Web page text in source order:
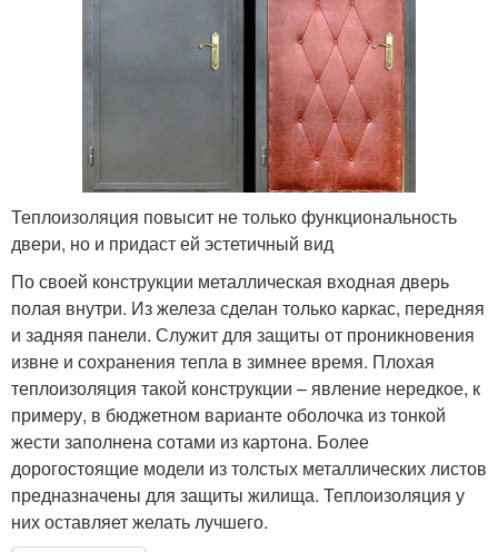
Теплоизоляция повысит не только функциональность
двери, но и придаст ей эстетичный вид
По своей конструкции металлическая входная дверь
полая внутри. Из железа сделан только каркас, передняя
и задняя панели. Служит для защиты от проникновения
извне и сохранения тепла в зимнее время. Плохая
теплоизоляция такой конструкции – явление нередкое, к
примеру, в бюджетном варианте оболочка из тонкой
жести заполнена сотами из картона. Более
дорогостоящие модели из толстых металлических листов
предназначены для защиты жилища. Теплоизоляция у
них оставляет желать лучшего.